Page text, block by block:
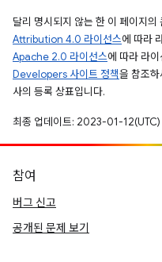
달리 명시되지 않는 한 이 페이지의
Attribution 4.0 라이선스에 따라
Apache 2.0 라이선스에 따라 라
Developers 사이트 정책을 참조
사의 등록 상표입니다.
최종 업데이트: 2023-01-12(UTC)
참여
버그 신고
공개된 문제 보기